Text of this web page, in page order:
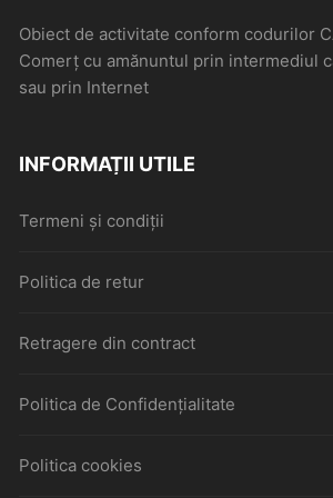
Obiect de activitate conform codurilor
Comerţ cu amănuntul prin intermediul
sau prin Internet
INFORMAȚII UTILE
Termeni și condiții
Politica de retur
Retragere din contract
Politica de Confidențialitate
Politica cookies